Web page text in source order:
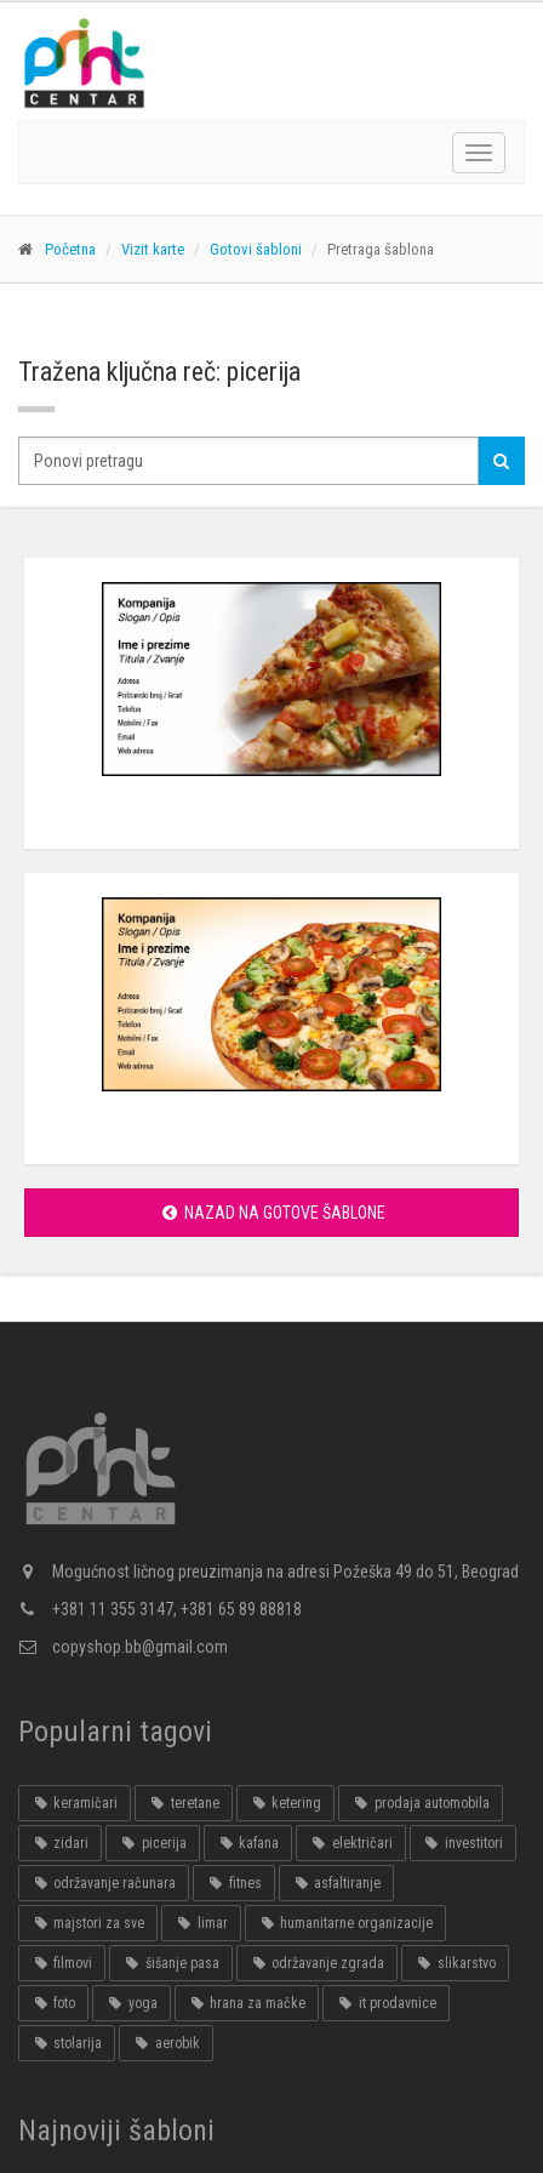
Početna Vizit karte Gotovi šabloni Pretraga šablona
Tražena ključna reč: picerija
NAZAD NA GOTOVE ŠABLONE
Mogućnost ličnog preuzimanja na adresi Požeška 49 do 51, Beograd
+381 11 355 3147, +381 65 89 88818
copyshop.bb@gmail.com
Popularni tagovi
keramičari teretane ketering prodaja automobila
zidari picerija kafana električari investitori
održavanje računara fitnes asfaltiranje
majstori za sve limar humanitarne organizacije
filmovi šišanje pasa održavanje zgrada slikarstvo
foto yoga hrana za mačke it prodavnice
stolarija aerobik
Najnoviji šabloni